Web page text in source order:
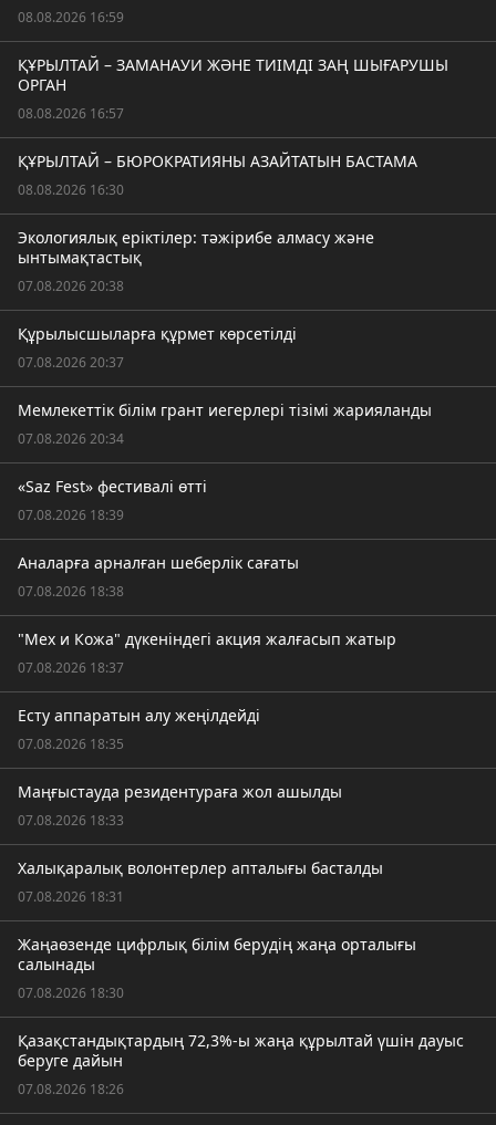
08.08.2026 16:59
ҚҰРЫЛТАЙ – ЗАМАНАУИ ЖӘНЕ ТИІМДІ ЗАҢ ШЫҒАРУШЫ
ОРГАН
08.08.2026 16:57
ҚҰРЫЛТАЙ – БЮРОКРАТИЯНЫ АЗАЙТАТЫН БАСТАМА
08.08.2026 16:30
Экологиялық еріктілер: тәжірибе алмасу және
ынтымақтастық
07.08.2026 20:38
Құрылысшыларға құрмет көрсетілді
07.08.2026 20:37
Мемлекеттік білім грант иегерлері тізімі жарияланды
07.08.2026 20:34
«Saz Fest» фестивалі өтті
07.08.2026 18:39
Аналарға арналған шеберлік сағаты
07.08.2026 18:38
"Мех и Кожа" дүкеніндегі акция жалғасып жатыр
07.08.2026 18:37
Есту аппаратын алу жеңілдейді
07.08.2026 18:35
Маңғыстауда резидентураға жол ашылды
07.08.2026 18:33
Халықаралық волонтерлер апталығы басталды
07.08.2026 18:31
Жаңаөзенде цифрлық білім берудің жаңа орталығы
салынады
07.08.2026 18:30
Қазақстандықтардың 72,3%-ы жаңа құрылтай үшін дауыс
беруге дайын
07.08.2026 18:26